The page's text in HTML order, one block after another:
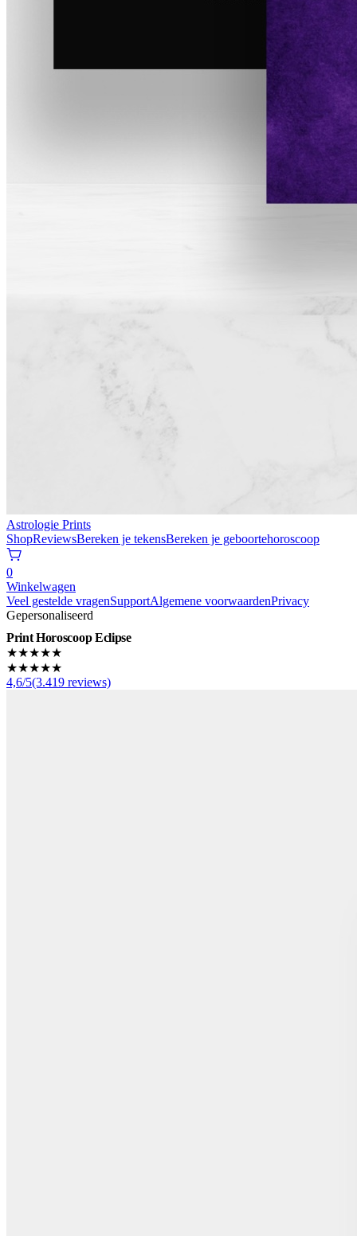
Astrologie Prints
ShopReviewsBereken je tekensBereken je geboortehoroscoop
0
Winkelwagen
Veel gestelde vragenSupportAlgemene voorwaardenPrivacy
Gepersonaliseerd
Print Horoscoop Eclipse
★★★★★
★★★★★
4,6/5(3.419 reviews)